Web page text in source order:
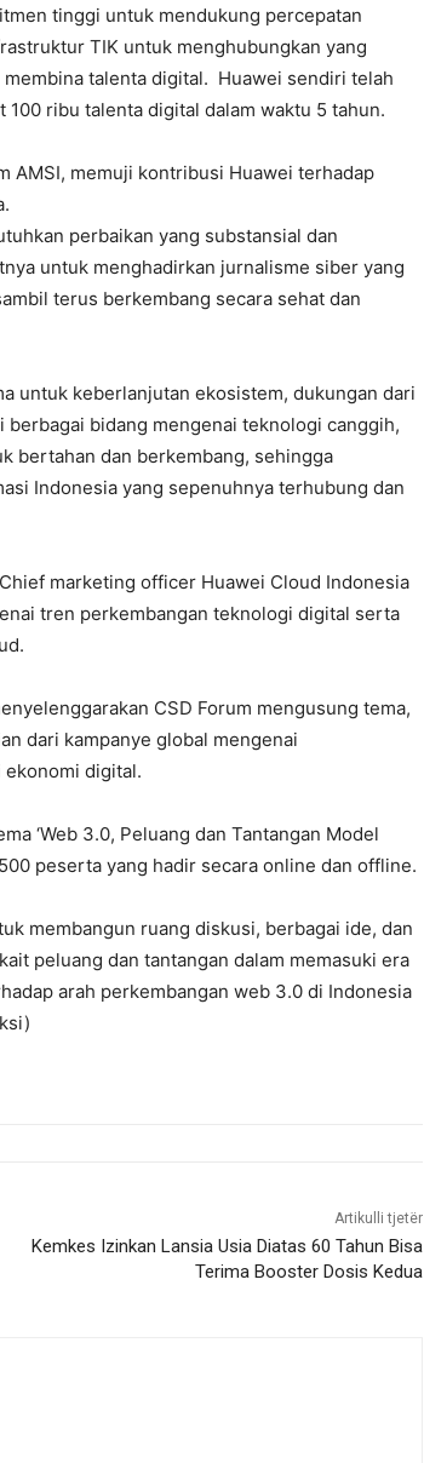
tinggi untuk mendukung percepatan
TIK untuk menghubungkan yang
talenta digital. Huawei sendiri telah
ribu talenta digital dalam waktu 5 tahun.
AMSI, memuji kontribusi Huawei terhadap
perbaikan yang substansial dan
untuk menghadirkan jurnalisme siber yang
terus berkembang secara sehat dan
untuk keberlanjutan ekosistem, dukungan dari
bidang mengenai teknologi canggih,
bertahan dan berkembang, sehingga
Indonesia yang sepenuhnya terhubung dan
marketing officer Huawei Cloud Indonesia
tren perkembangan teknologi digital serta
CSD Forum mengusung tema,
dari kampanye global mengenai
digital.
‘Web 3.0, Peluang dan Tantangan Model
peserta yang hadir secara online dan offline.
membangun ruang diskusi, berbagai ide, dan
peluang dan tantangan dalam memasuki era
arah perkembangan web 3.0 di Indonesia
Artikulli tjetër
Kemkes Izinkan Lansia Usia Diatas 60 Tahun Bisa
Terima Booster Dosis Kedua